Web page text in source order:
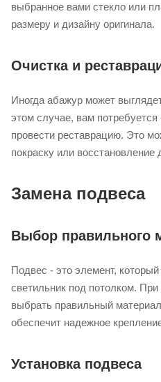
выбранное вами стекло или
размеру и дизайну оригинала.
Очистка и
Иногда абажур может
этом случае, вам потребуется
провести реставрацию. Это
покраску или
Замена подвеса
Выбор правильного
Подвес - это элемент,
светильник под потолком.
выбрать правильный
обеспечит надежное
Установка подвеса